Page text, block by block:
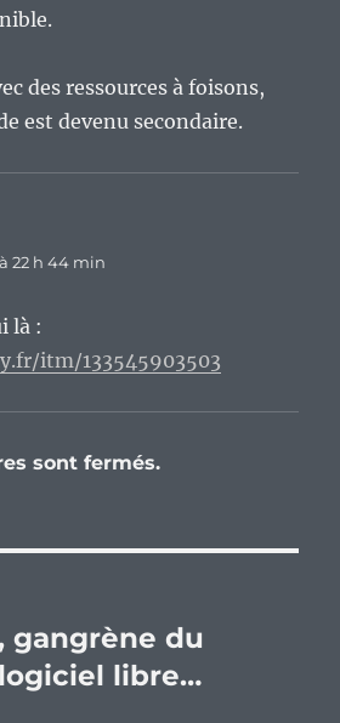
des ressources à foisons,
est devenu secondaire.
22 h 44 min
là :
itm/133545903503
sont fermés.
gangrène du
libre…